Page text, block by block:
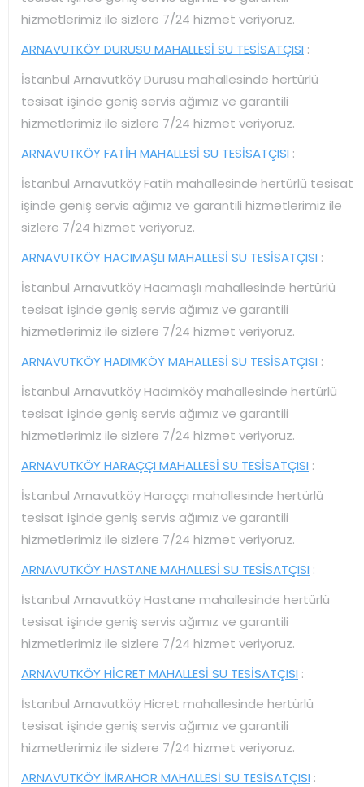
hizmetlerimiz ile sizlere 7/24 hizmet veriyoruz.
ARNAVUTKÖY DURUSU MAHALLESİ SU TESİSATÇISI :
İstanbul Arnavutköy Durusu mahallesinde hertürlü
tesisat işinde geniş servis ağımız ve garantili
hizmetlerimiz ile sizlere 7/24 hizmet veriyoruz.
ARNAVUTKÖY FATİH MAHALLESİ SU TESİSATÇISI :
İstanbul Arnavutköy Fatih mahallesinde hertürlü tesisat
işinde geniş servis ağımız ve garantili hizmetlerimiz ile
sizlere 7/24 hizmet veriyoruz.
ARNAVUTKÖY HACIMAŞLI MAHALLESİ SU TESİSATÇISI :
İstanbul Arnavutköy Hacımaşlı mahallesinde hertürlü
tesisat işinde geniş servis ağımız ve garantili
hizmetlerimiz ile sizlere 7/24 hizmet veriyoruz.
ARNAVUTKÖY HADIMKÖY MAHALLESİ SU TESİSATÇISI :
İstanbul Arnavutköy Hadımköy mahallesinde hertürlü
tesisat işinde geniş servis ağımız ve garantili
hizmetlerimiz ile sizlere 7/24 hizmet veriyoruz.
ARNAVUTKÖY HARAÇÇI MAHALLESİ SU TESİSATÇISI :
İstanbul Arnavutköy Haraççı mahallesinde hertürlü
tesisat işinde geniş servis ağımız ve garantili
hizmetlerimiz ile sizlere 7/24 hizmet veriyoruz.
ARNAVUTKÖY HASTANE MAHALLESİ SU TESİSATÇISI :
İstanbul Arnavutköy Hastane mahallesinde hertürlü
tesisat işinde geniş servis ağımız ve garantili
hizmetlerimiz ile sizlere 7/24 hizmet veriyoruz.
ARNAVUTKÖY HİCRET MAHALLESİ SU TESİSATÇISI :
İstanbul Arnavutköy Hicret mahallesinde hertürlü
tesisat işinde geniş servis ağımız ve garantili
hizmetlerimiz ile sizlere 7/24 hizmet veriyoruz.
ARNAVUTKÖY İMRAHOR MAHALLESİ SU TESİSATÇISI :